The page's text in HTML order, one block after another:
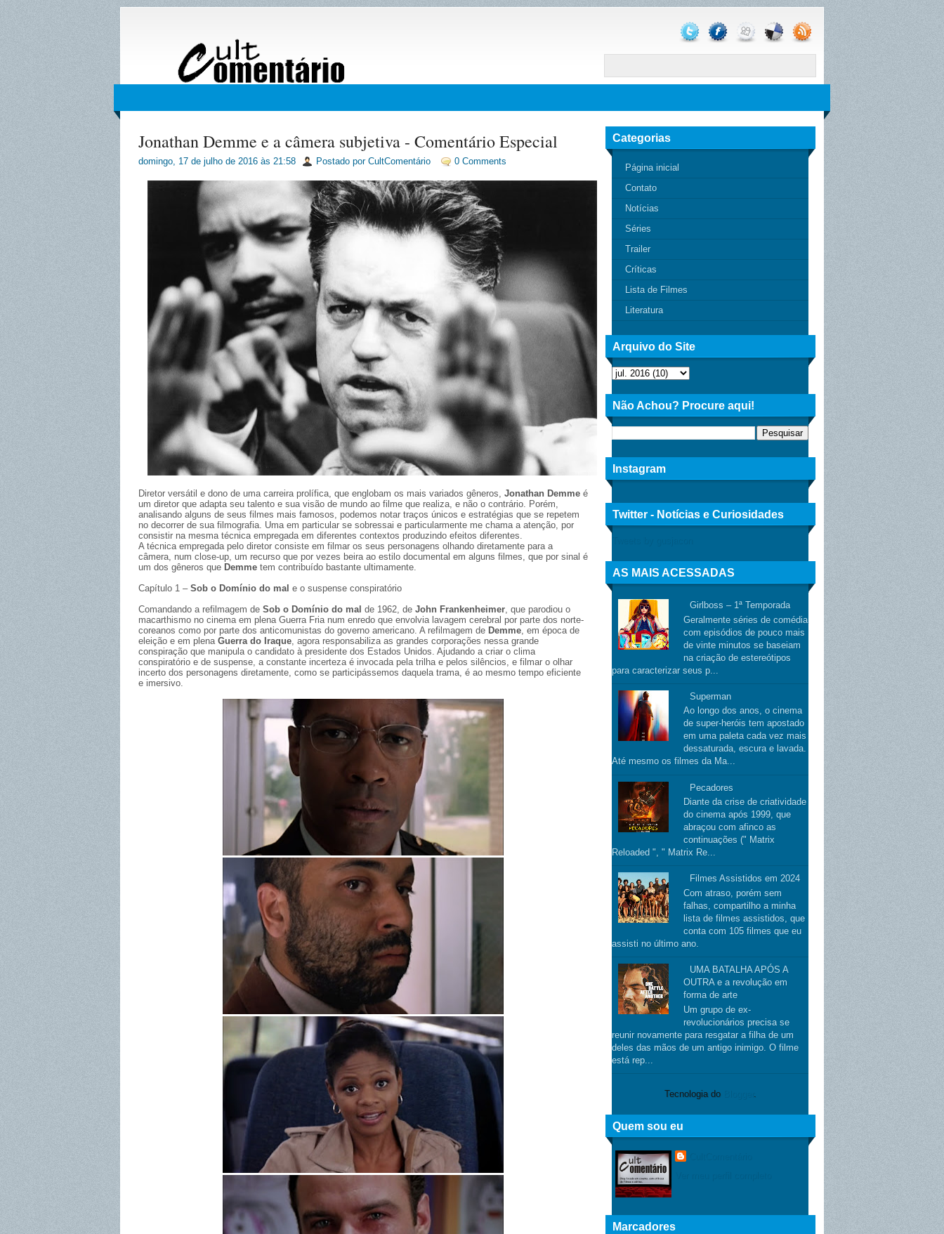
Jonathan Demme e a câmera subjetiva - Comentário Especial
domingo, 17 de julho de 2016 às 21:58 Postado por CultComentário 0 Comments
Diretor versátil e dono de uma carreira prolífica, que englobam os mais variados gêneros, Jonathan Demme é
um diretor que adapta seu talento e sua visão de mundo ao filme que realiza, e não o contrário. Porém,
analisando alguns de seus filmes mais famosos, podemos notar traços únicos e estratégias que se repetem
no decorrer de sua filmografia. Uma em particular se sobressai e particularmente me chama a atenção, por
consistir na mesma técnica empregada em diferentes contextos produzindo efeitos diferentes.
A técnica empregada pelo diretor consiste em filmar os seus personagens olhando diretamente para a
câmera, num close-up, um recurso que por vezes beira ao estilo documental em alguns filmes, que por sinal é
um dos gêneros que Demme tem contribuído bastante ultimamente.
Capítulo 1 – Sob o Domínio do mal e o suspense conspiratório
Comandando a refilmagem de Sob o Domínio do mal de 1962, de John Frankenheimer, que parodiou o
macarthismo no cinema em plena Guerra Fria num enredo que envolvia lavagem cerebral por parte dos norte-
coreanos como por parte dos anticomunistas do governo americano. A refilmagem de Demme, em época de
eleição e em plena Guerra do Iraque, agora responsabiliza as grandes corporações nessa grande
conspiração que manipula o candidato à presidente dos Estados Unidos. Ajudando a criar o clima
conspiratório e de suspense, a constante incerteza é invocada pela trilha e pelos silêncios, e filmar o olhar
incerto dos personagens diretamente, como se participássemos daquela trama, é ao mesmo tempo eficiente
e imersivo.
Categorias
Página inicial
Contato
Notícias
Séries
Trailer
Críticas
Lista de Filmes
Literatura
Arquivo do Site
Não Achou? Procure aqui!
Instagram
Twitter - Notícias e Curiosidades
AS MAIS ACESSADAS
Girlboss – 1ª Temporada
Geralmente séries de comédia
com episódios de pouco mais
de vinte minutos se baseiam
na criação de estereótipos
para caracterizar seus p...
Superman
Ao longo dos anos, o cinema
de super-heróis tem apostado
em uma paleta cada vez mais
dessaturada, escura e lavada.
Até mesmo os filmes da Ma...
Pecadores
Diante da crise de criatividade
do cinema após 1999, que
abraçou com afinco as
continuações (" Matrix
Reloaded ", " Matrix Re...
Filmes Assistidos em 2024
Com atraso, porém sem
falhas, compartilho a minha
lista de filmes assistidos, que
conta com 105 filmes que eu
assisti no último ano.
UMA BATALHA APÓS A
OUTRA e a revolução em
forma de arte
Um grupo de ex-
revolucionários precisa se
reunir novamente para resgatar a filha de um
deles das mãos de um antigo inimigo. O filme
está rep...
Tecnologia do
Quem sou eu
Marcadores